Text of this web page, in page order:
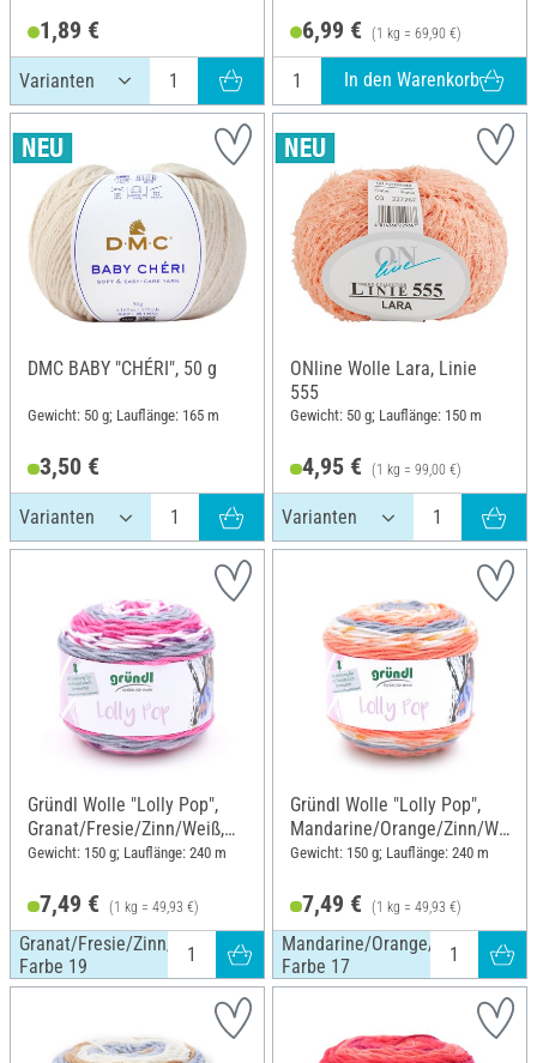
1,89 € 6,99 € (1 kg = 69,90 €)
In den Warenkorb
DMC BABY "CHÉRI", 50 g
Gewicht: 50 g; Lauflänge: 165 m
3,50 €
ONline Wolle Lara, Linie
555
Gewicht: 50 g; Lauflänge: 150 m
4,95 € (1 kg = 99,00 €)
Gründl Wolle "Lolly Pop",
Granat/Fresie/Zinn/Weiß,
Farbe 19
Gewicht: 150 g; Lauflänge: 240 m
7,49 € (1 kg = 49,93 €)
Granat/Fresie/Zinn/Weiß,
Farbe 19
Gründl Wolle "Lolly Pop",
Mandarine/Orange/Zinn/We
iß, Farbe 17
Gewicht: 150 g; Lauflänge: 240 m
7,49 € (1 kg = 49,93 €)
Mandarine/Orange/Zinn/Weiß,
Farbe 17